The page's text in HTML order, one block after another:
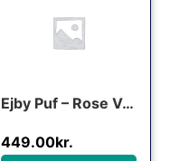
Ejby Puf – Rose Velour
449.00kr.